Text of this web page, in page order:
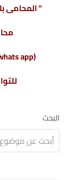
” المحامى
(whats app ) واتس أب : 201220615243+
البحث